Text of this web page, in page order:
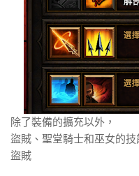
除了裝備的擴充以外，
盜賊、聖堂騎士和巫女的技
盜賊